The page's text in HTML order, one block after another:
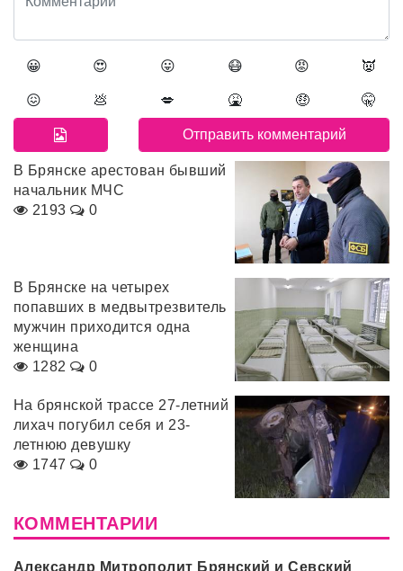
😀 😍 😛 😷 😡 👿
😖 💩 💋 🤮 🤑 🤫
В Брянске арестован бывший
начальник МЧС
2193
0
В Брянске на четырех
попавших в медвытрезвитель
мужчин приходится одна
женщина
1282
0
На брянской трассе 27-летний
лихач погубил себя и 23-
летнюю девушку
1747
0
КОММЕНТАРИИ
Александр Митрополит Брянский и Севский